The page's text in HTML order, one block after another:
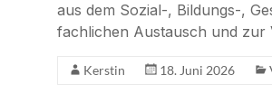
aus dem Sozial-, Bildungs-,
fachlichen Austausch und zur
Kerstin 18. Juni 2026